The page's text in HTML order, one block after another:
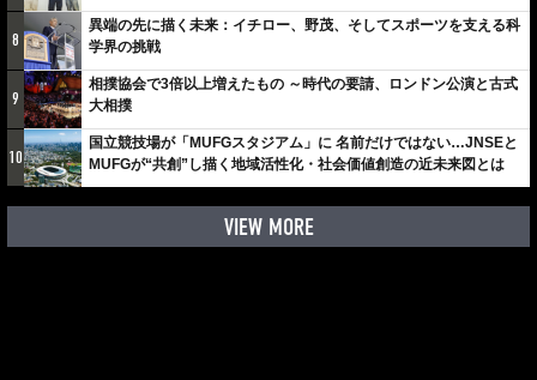
しみでしかないでしょ。川崎は、ずっと成長曲線だから」
8
異端の先に描く未来：イチロー、野茂、そしてスポーツを支える科
学界の挑戦
9
相撲協会で3倍以上増えたもの ～時代の要請、ロンドン公演と古式
大相撲
10
国立競技場が「MUFGスタジアム」に 名前だけではない…JNSEと
MUFGが“共創”し描く地域活性化・社会価値創造の近未来図とは
VIEW MORE